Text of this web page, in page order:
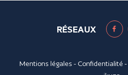
RÉSEAUX
Mentions légales - Confidentialité -